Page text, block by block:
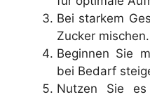
Bei starkem
Zucker mischen.
Beginnen Sie
bei Bedarf
Nutzen Sie